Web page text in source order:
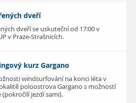
dveří
dveří se uskuteční od 17:00 v
v Praze-Strašnicích.
kurz Gargano
windsurfování na konci léta v
poloostrova Gargano s možností
jezdí sami).